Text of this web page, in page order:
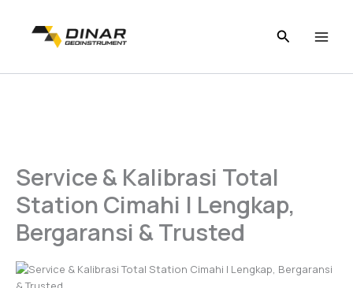
Service & Kalibrasi Total
Station Cimahi | Lengkap,
Bergaransi & Trusted